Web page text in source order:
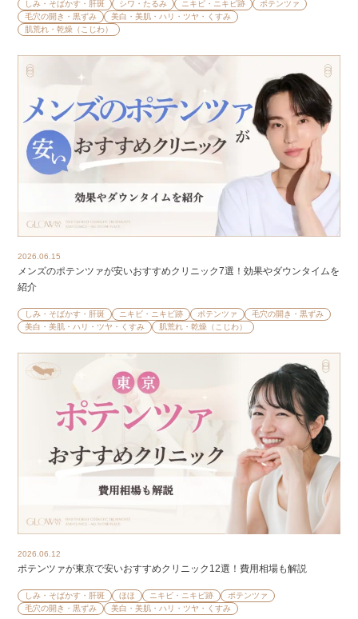
しみ・そばかす・肝斑 シワ・たるみ ニキビ・ニキビ跡
ポテンツァ
毛穴の開き・黒ずみ
美白・美肌・ハリ・ツヤ・くすみ
肌荒れ・乾燥（こじわ）
2026.06.15
メンズのポテンツァが安いおすすめクリニック7選！効果やダウンタイムを
紹介
しみ・そばかす・肝斑 ニキビ・ニキビ跡 ポテンツァ
毛穴の開き・黒ずみ
美白・美肌・ハリ・ツヤ・くすみ
肌荒れ・乾燥（こじわ）
2026.06.12
ポテンツァが東京で安いおすすめクリニック12選！費用相場も解説
しみ・そばかす・肝斑 ほほ ニキビ・ニキビ跡
ポテンツァ
毛穴の開き・黒ずみ
美白・美肌・ハリ・ツヤ・くすみ